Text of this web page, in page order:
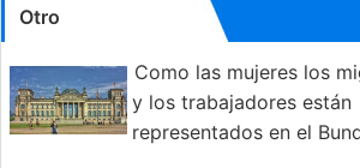
Otro
Como las mujeres los
y los trabajadores están
representados en el